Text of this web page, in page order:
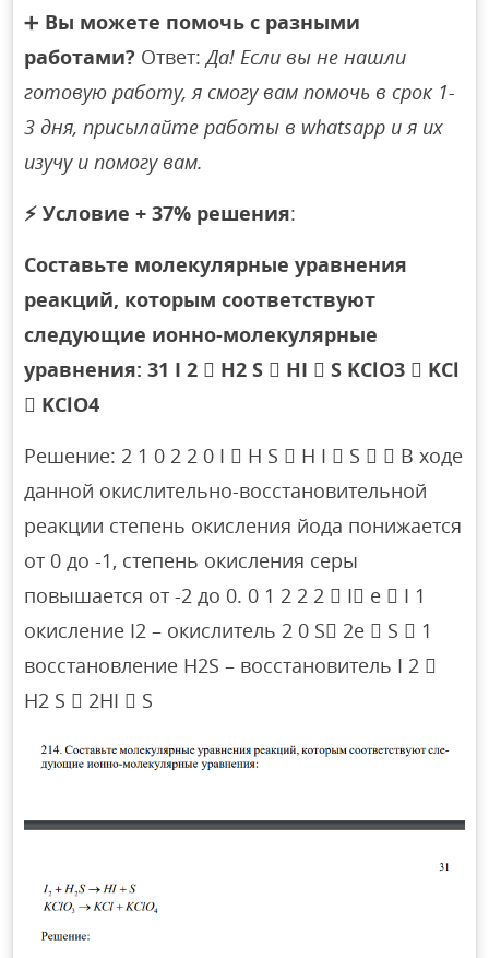
➕ Вы можете помочь с разными
работами? Ответ:Да! Если вы не нашли
готовую работу, я смогу вам помочь в срок 1-
3 дня, присылайте работы в whatsapp и я их
изучу и помогу вам.
⚡ Условие + 37% решения:
Составьте молекулярные уравнения
реакций, которым соответствуют
следующие ионно-молекулярные
уравнения: 31 I 2  H2 S  HI  S KClO3  KCl
 KClO4
Решение: 2 1 0 2 2 0 I  H S  H I  S   В ходе
данной окислительно-восстановительной
реакции степень окисления йода понижается
от 0 до -1, степень окисления серы
повышается от -2 до 0. 0 1 2 2 2  I e  I 1
окисление I2 – окислитель 2 0 S 2e  S  1
восстановление H2S – восстановитель I 2 
H2 S  2HI  S